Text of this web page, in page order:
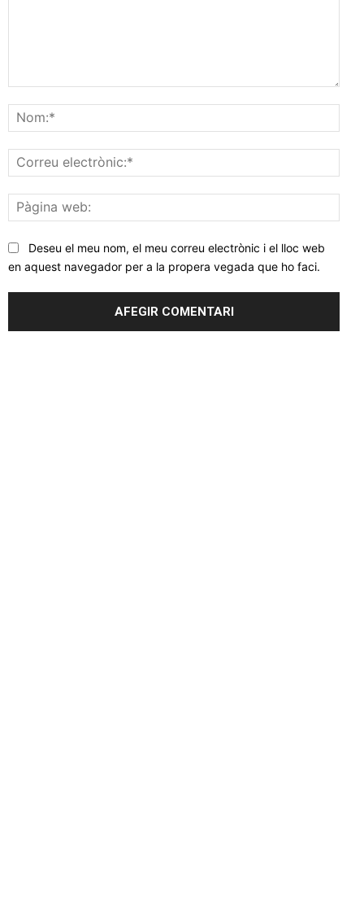
web:
Deseu el meu nom, el meu correu electrònic i el lloc web
en aquest navegador per a la propera vegada que ho faci.